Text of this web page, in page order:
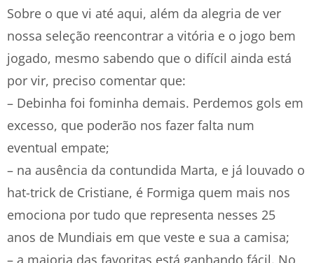
Sobre o que vi até aqui, além da alegria de ver
nossa seleção reencontrar a vitória e o jogo bem
jogado, mesmo sabendo que o difícil ainda está
por vir, preciso comentar que:
– Debinha foi fominha demais. Perdemos gols em
excesso, que poderão nos fazer falta num
eventual empate;
– na ausência da contundida Marta, e já louvado o
hat-trick de Cristiane, é Formiga quem mais nos
emociona por tudo que representa nesses 25
anos de Mundiais em que veste e sua a camisa;
– a maioria das favoritas está ganhando fácil. No